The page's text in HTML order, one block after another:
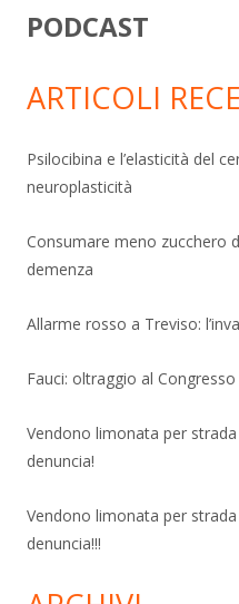
PODCAST
ARTICOLI
Psilocibina e l’elasticità del
neuroplasticità
Consumare meno zucchero
demenza
Allarme rosso a Treviso:
Fauci: oltraggio al Congresso
Vendono limonata per
denuncia!
Vendono limonata per
denuncia!!!